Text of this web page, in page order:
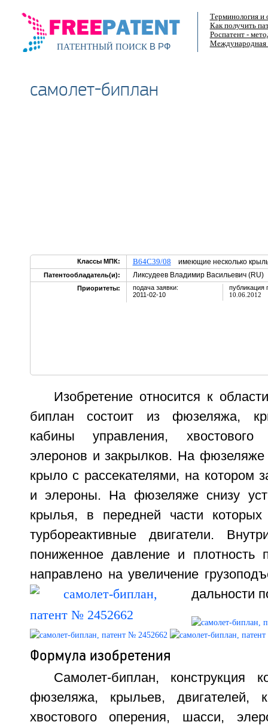
ПАТЕНТНЫЙ ПОИСКВ РФ
Терминология и
Как получить
Роспатент -
Международная
самолет-биплан
Классы МПК: B64C39/08 имеющие несколько
Патентообладатель(и): Ликсудеев Владимир Васильевич (RU)
Приоритеты:
подача заявки:
2011-02-10
публикация
10.06.2012
Изобретение относится к
биплан состоит из фюзеляжа,
кабины управления,
элеронов и закрылков. На фюзеляже
крыло с рассекателями, на котором
и элероны. На фюзеляже снизу
крылья, в передней части которых
турбореактивные двигатели.
пониженное давление и плотность
направлено на увеличение
дальности
Формула изобретения
Самолет-биплан, конструкция
фюзеляжа, крыльев, двигателей,
хвостового оперения, шасси,